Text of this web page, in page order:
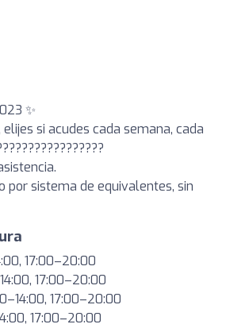
✨
si acudes cada semana, cada
por sistema de equivalentes, sin
17:00–20:00
17:00–20:00
17:00–20:00
17:00–20:00